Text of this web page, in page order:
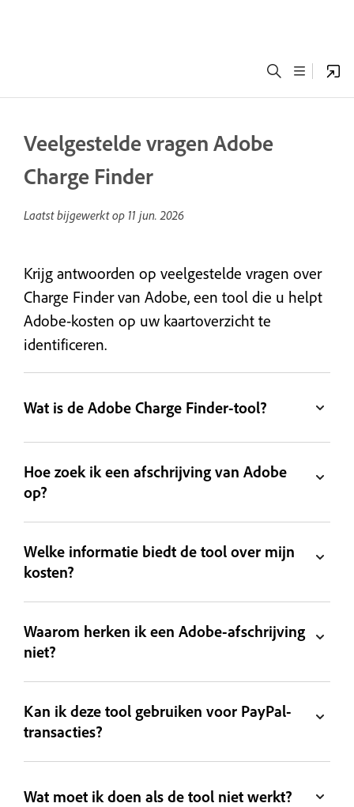
Veelgestelde vragen Adobe
Charge Finder
Laatst bijgewerkt op 11 jun. 2026
Krijg antwoorden op veelgestelde vragen over
Charge Finder van Adobe, een tool die u helpt
Adobe-kosten op uw kaartoverzicht te
identificeren.
Wat is de Adobe Charge Finder-tool?
Hoe zoek ik een afschrijving van Adobe
op?
Welke informatie biedt de tool over mijn
kosten?
Waarom herken ik een Adobe-afschrijving
niet?
Kan ik deze tool gebruiken voor PayPal-
transacties?
Wat moet ik doen als de tool niet werkt?